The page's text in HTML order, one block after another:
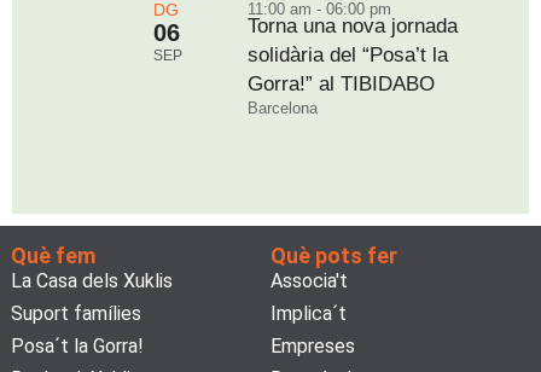
DG
06
SEP
11:00 am - 06:00 pm
Torna una nova jornada
solidària del “Posa’t la
Gorra!” al TIBIDABO
Barcelona
Què fem
La Casa dels Xuklis
Suport famílies
Posa´t la Gorra!
Què pots fer
Associa't
Implica´t
Empreses